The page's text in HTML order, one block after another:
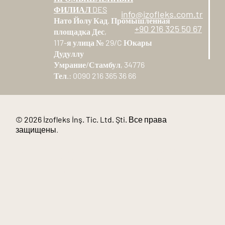
ФИЛИАЛ DES
Нато Йолу Кад. Промышленная
площадка Дес,
117-я улица № 29/C Юкары
Дудуллу
Умрание/Стамбул, 34776
Тел.: 0090 216 365 36 66
info@izofleks.com.tr
+90 216 325 50 67
© 2026 İzofleks İnş. Tic. Ltd. Şti. Все права
защищены.